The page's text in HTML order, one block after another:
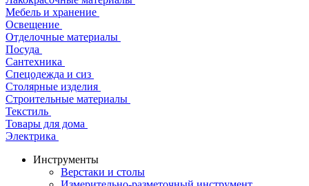
Мебель и хранение
Освещение
Отделочные материалы
Посуда
Сантехника
Спецодежда и сиз
Столярные изделия
Строительные материалы
Текстиль
Товары для дома
Электрика
Инструменты
Верстаки и столы